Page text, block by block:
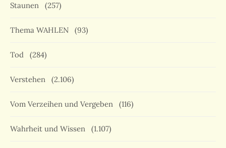
Staunen (257)
Thema WAHLEN (93)
Tod (284)
Verstehen (2.106)
Vom Verzeihen und Vergeben (116)
Wahrheit und Wissen (1.107)